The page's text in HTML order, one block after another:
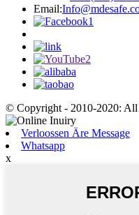
Email:
© Copyright - 2010-2020: All
Verloossen Äre Message
Whatsapp
x